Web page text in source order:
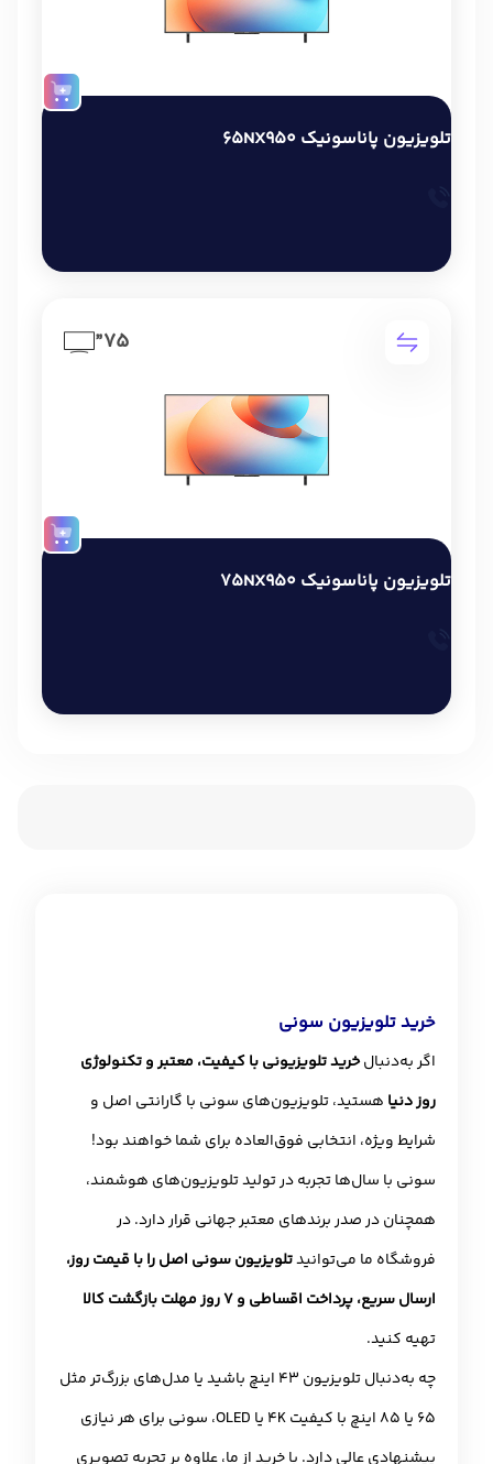
تلویزیون پاناسونیک 65NX950
75”
تلویزیون پاناسونیک 75NX950
خرید تلویزیون سونی
اگر به‌دنبالخرید تلویزیونی با کیفیت، معتبر و تکنولوژی
روز دنیا هستید، تلویزیون‌های سونی با گارانتی اصل و
شرایط ویژه، انتخابی فوق‌العاده برای شما خواهند بود!
سونی با سال‌ها تجربه در تولید تلویزیون‌های هوشمند،
همچنان در صدر برندهای معتبر جهانی قرار دارد. در
فروشگاه ما می‌توانیدتلویزیون سونی اصل را با قیمت روز،
ارسال سریع، پرداخت اقساطی و ۷ روز مهلت بازگشت کالا
تهیه کنید.
چه به‌دنبال تلویزیون 43 اینچ باشید یا مدل‌های بزرگ‌تر مثل
65 یا 85 اینچ با کیفیت 4K یا OLED، سونی برای هر نیازی
پیشنهادی عالی دارد. با خرید از ما، علاوه بر تجربه تصویری